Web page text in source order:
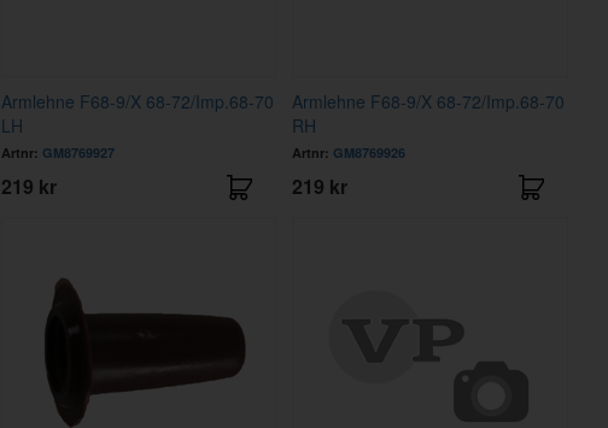
Armlehne F68-9/X 68-72/Imp.68-70
LH
Artnr: GM8769927
219 kr
Armlehne F68-9/X 68-72/Imp.68-70
RH
Artnr: GM8769926
219 kr